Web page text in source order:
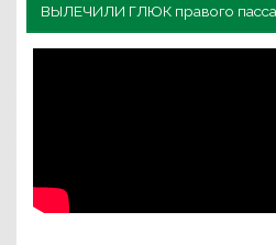
ВЫЛЕЧИЛИ ГЛЮК правого